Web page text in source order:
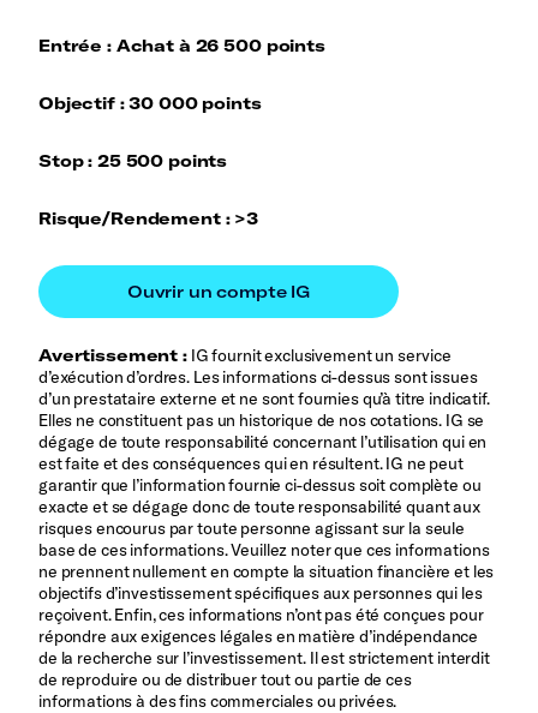
Entrée : Achat à 26 500 points
Objectif : 30 000 points
Stop : 25 500 points
Risque/Rendement : >3
Avertissement :IG fournit exclusivement un service
d’exécution d’ordres. Les informations ci-dessus sont issues
d’un prestataire externe et ne sont fournies qu’à titre indicatif.
Elles ne constituent pas un historique de nos cotations. IG se
dégage de toute responsabilité concernant l’utilisation qui en
est faite et des conséquences qui en résultent. IG ne peut
garantir que l’information fournie ci-dessus soit complète ou
exacte et se dégage donc de toute responsabilité quant aux
risques encourus par toute personne agissant sur la seule
base de ces informations. Veuillez noter que ces informations
ne prennent nullement en compte la situation financière et les
objectifs d’investissement spécifiques aux personnes qui les
reçoivent. Enfin, ces informations n’ont pas été conçues pour
répondre aux exigences légales en matière d’indépendance
de la recherche sur l’investissement. Il est strictement interdit
de reproduire ou de distribuer tout ou partie de ces
informations à des fins commerciales ou privées.